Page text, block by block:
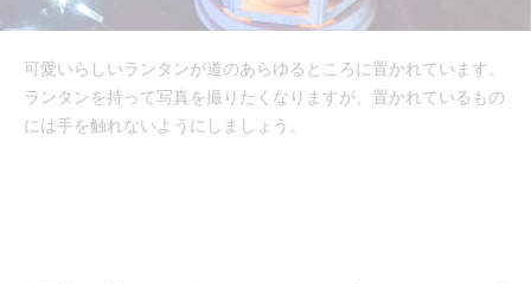
可愛いらしいランタンが道のあらゆるところに置かれています。
ランタンを持って写真を撮りたくなりますが、置かれているもの
には手を触れないようにしましょう。